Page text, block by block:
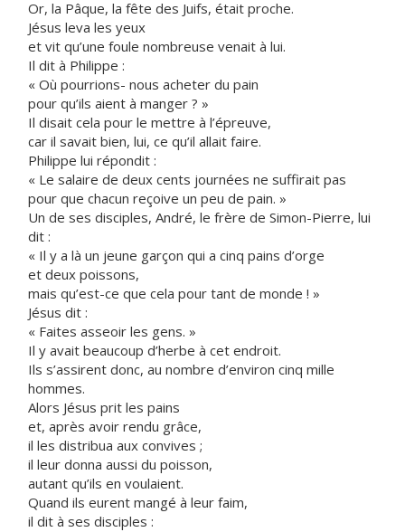
Or, la Pâque, la fête des Juifs, était proche.
Jésus leva les yeux
et vit qu’une foule nombreuse venait à lui.
Il dit à Philippe :
« Où pourrions- nous acheter du pain
pour qu’ils aient à manger ? »
Il disait cela pour le mettre à l’épreuve,
car il savait bien, lui, ce qu’il allait faire.
Philippe lui répondit :
« Le salaire de deux cents journées ne suffirait pas
pour que chacun reçoive un peu de pain. »
Un de ses disciples, André, le frère de Simon-Pierre, lui
dit :
« Il y a là un jeune garçon qui a cinq pains d’orge
et deux poissons,
mais qu’est-ce que cela pour tant de monde ! »
Jésus dit :
« Faites asseoir les gens. »
Il y avait beaucoup d’herbe à cet endroit.
Ils s’assirent donc, au nombre d’environ cinq mille
hommes.
Alors Jésus prit les pains
et, après avoir rendu grâce,
il les distribua aux convives ;
il leur donna aussi du poisson,
autant qu’ils en voulaient.
Quand ils eurent mangé à leur faim,
il dit à ses disciples :